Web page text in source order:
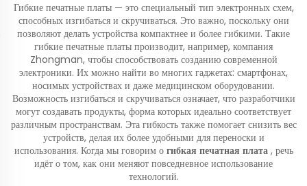
Гибкие печатные платы — это специальный тип электронных схем,
способных изгибаться и скручиваться. Это важно, поскольку они
позволяют делать устройства компактнее и более гибкими. Такие
гибкие печатные платы производит, например, компания
Zhongman, чтобы способствовать созданию современной
электроники. Их можно найти во многих гаджетах: смартфонах,
носимых устройствах и даже медицинском оборудовании.
Возможность изгибаться и скручиваться означает, что разработчики
могут создавать продукты, форма которых идеально соответствует
различным пространствам. Эта гибкость также помогает снизить вес
устройств, делая их более удобными для переноски и
использования. Когда мы говорим о гибкая печатная плата , речь
идёт о том, как они меняют повседневное использование
технологий.